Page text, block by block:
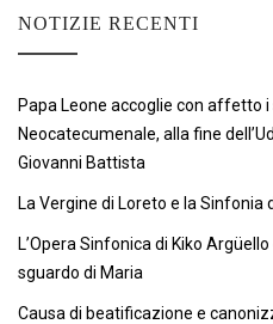
NOTIZIE RECENTI
Papa Leone accoglie con affetto
Neocatecumenale, alla fine
Giovanni Battista
La Vergine di Loreto e la Sinfonia
L’Opera Sinfonica di Kiko
sguardo di Maria
Causa di beatificazione e